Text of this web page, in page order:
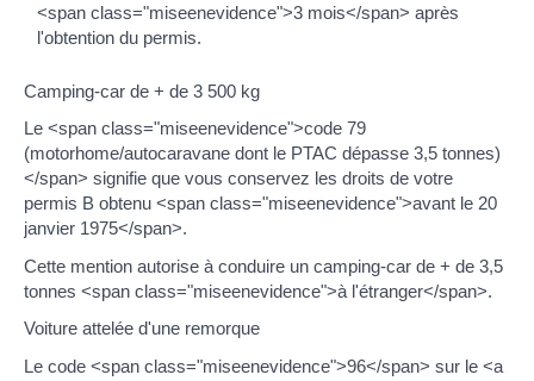
<span class="miseenevidence">3 mois</span> après
l'obtention du permis.
Camping-car de + de 3 500 kg
Le <span class="miseenevidence">code 79
(motorhome/autocaravane dont le PTAC dépasse 3,5 tonnes)
</span> signifie que vous conservez les droits de votre
permis B obtenu <span class="miseenevidence">avant le 20
janvier 1975</span>.
Cette mention autorise à conduire un camping-car de + de 3,5
tonnes <span class="miseenevidence">à l'étranger</span>.
Voiture attelée d'une remorque
Le code <span class="miseenevidence">96</span> sur le <a